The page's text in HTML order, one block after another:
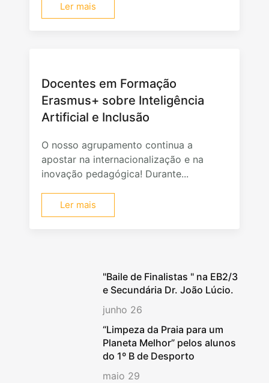
Ler mais
Docentes em Formação
Erasmus+ sobre Inteligência
Artificial e Inclusão
O nosso agrupamento continua a
apostar na internacionalização e na
inovação pedagógica! Durante...
Ler mais
"Baile de Finalistas " na EB2/3
e Secundária Dr. João Lúcio.
junho 26
“Limpeza da Praia para um
Planeta Melhor” pelos alunos
do 1º B de Desporto
maio 29